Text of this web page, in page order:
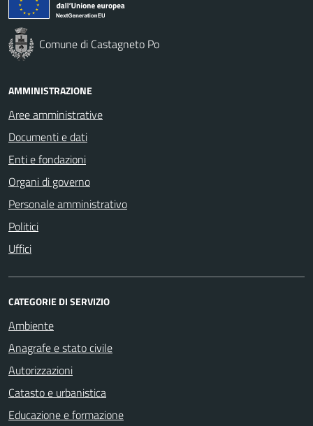
Comune di Castagneto Po
AMMINISTRAZIONE
Aree amministrative
Documenti e dati
Enti e fondazioni
Organi di governo
Personale amministrativo
Politici
Uffici
CATEGORIE DI SERVIZIO
Ambiente
Anagrafe e stato civile
Autorizzazioni
Catasto e urbanistica
Educazione e formazione